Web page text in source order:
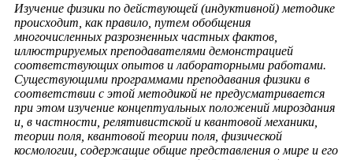
Изучение физики по действующей (индуктивной) методике
происходит, как правило, путем обобщения
многочисленных разрозненных частных фактов,
иллюстрируемых преподавателями демонстрацией
соответствующих опытов и лабораторными работами.
Существующими программами преподавания физики в
соответствии с этой методикой не предусматривается
при этом изучение концептуальных положений мироздания
и, в частности, релятивистской и квантовой механики,
теории поля, квантовой теории поля, физической
космологии, содержащие общие представления о мире и его